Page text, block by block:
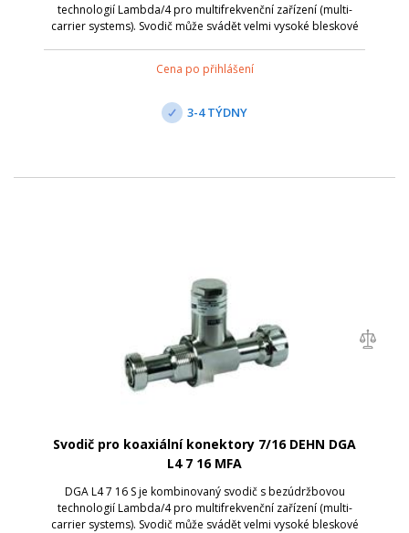
technologií Lambda/4 pro multifrekvenční zařízení (multi-
carrier systems). Svodič může svádět velmi vysoké bleskové
Cena po přihlášení
3-4 TÝDNY
Svodič pro koaxiální konektory 7/16 DEHN DGA
L4 7 16 MFA
DGA L4 7 16 S je kombinovaný svodič s bezúdržbovou
technologií Lambda/4 pro multifrekvenční zařízení (multi-
carrier systems). Svodič může svádět velmi vysoké bleskové